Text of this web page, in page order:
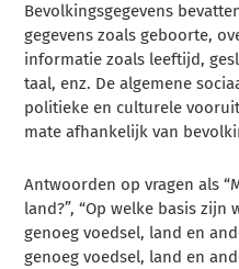
Bevolkingsgegevens
gegevens zoals geboorte,
informatie zoals leeftijd,
taal, enz. De algemene
politieke en culturele
mate afhankelijk van
Antwoorden op vragen als
land?”, “Op welke basis zijn
genoeg voedsel, land en
genoeg voedsel, land en